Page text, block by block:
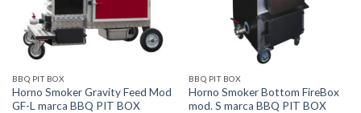
deseos
BBQ PIT BOX
Horno Smoker Gravity Feed Mod
GF-L marca BBQ PIT BOX
deseos
BBQ PIT BOX
Horno Smoker Bottom FireBox
mod. S marca BBQ PIT BOX